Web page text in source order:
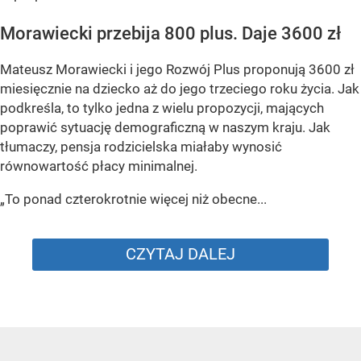
Morawiecki przebija 800 plus. Daje 3600 zł
Mateusz Morawiecki i jego Rozwój Plus proponują 3600 zł
miesięcznie na dziecko aż do jego trzeciego roku życia. Jak
podkreśla, to tylko jedna z wielu propozycji, mających
poprawić sytuację demograficzną w naszym kraju. Jak
tłumaczy, pensja rodzicielska miałaby wynosić
równowartość płacy minimalnej.
„To ponad czterokrotnie więcej niż obecne...
CZYTAJ DALEJ